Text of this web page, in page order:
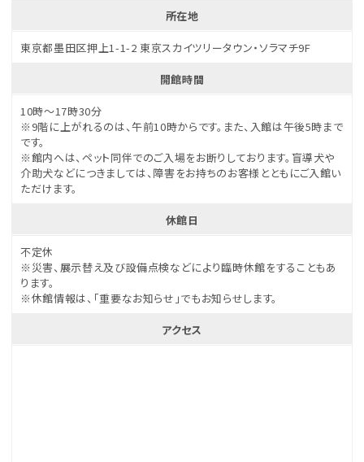
所在地
東京都墨田区押上1-1-2 東京スカイツリータウン・ソラマチ9F
開館時間
10時～17時30分
※9階に上がれるのは、午前10時からです。また、入館は午後5時まで
です。
※館内へは、ペット同伴でのご入場をお断りしております。盲導犬や
介助犬などにつきましては、障害をお持ちのお客様とともにご入館い
ただけます。
休館日
不定休
※災害、展示替え及び設備点検などにより臨時休館をすることもあ
ります。
※休館情報は、「重要なお知らせ」でもお知らせします。
アクセス